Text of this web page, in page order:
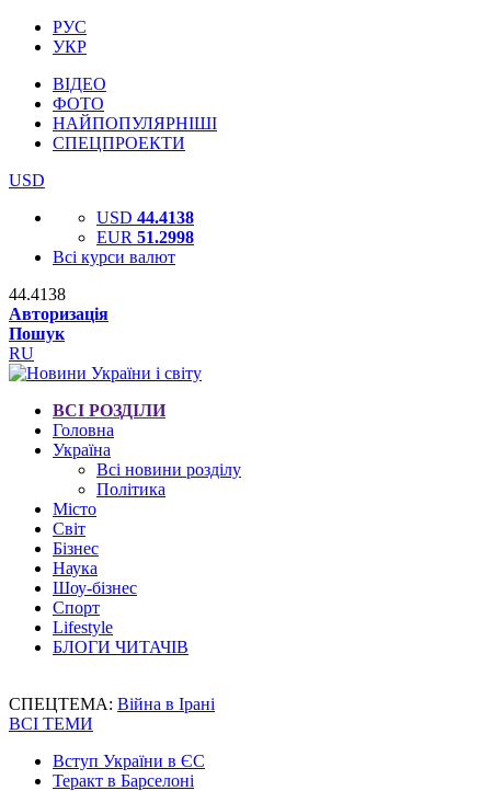
РУС
УКР
ВІДЕО
ФОТО
НАЙПОПУЛЯРНІШІ
СПЕЦПРОЕКТИ
USD
USD 44.4138
EUR 51.2998
Всі курси валют
44.4138
Авторизація
Пошук
RU
ВСІ РОЗДІЛИ
Головна
Україна
Всі новини розділу
Політика
Місто
Світ
Бізнес
Наука
Шоу-бізнес
Спорт
Lifestyle
БЛОГИ ЧИТАЧІВ
СПЕЦТЕМА: Війна в Ірані
ВСІ ТЕМИ
Вступ України в ЄС
Теракт в Барселоні